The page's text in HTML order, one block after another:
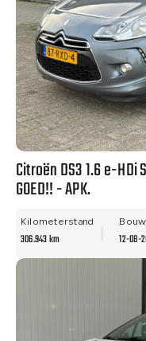
Citroën DS3 1.6 e-HDi
GOED!! - APK.
Kilometerstand
306.943 km 12-08-